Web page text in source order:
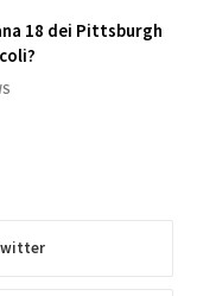
18 dei Pittsburgh